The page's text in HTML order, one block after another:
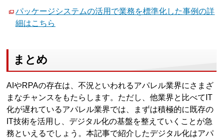
パッケージシステムの活用で業務を標準化した事例の詳
細はこちら
まとめ
AIやRPAの存在は、不況といわれるアパレル業界にさまざ
まなチャンスをもたらします。ただし、他業界と比べてIT
化が遅れているアパレル業界では、まずは積極的に既存の
IT技術を活用し、デジタル化の基盤を整えていくことが急
務といえるでしょう。本記事で紹介したデジタル化はアパ